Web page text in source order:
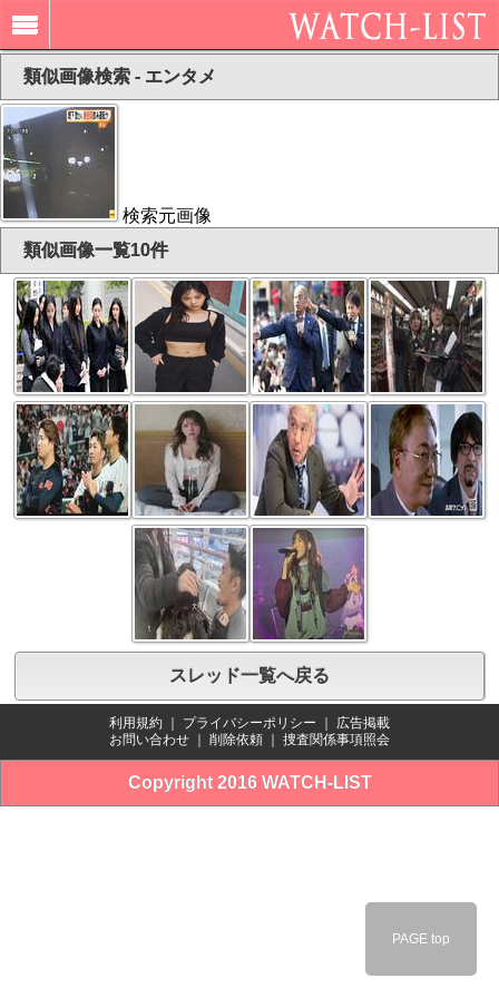
類似画像検索 - エンタメ
検索元画像
類似画像一覧10件
スレッド一覧へ戻る
利用規約 プライバシーポリシー
広告掲載
お問い合わせ
削除依頼 捜査関係事項照会
Copyright 2016 WATCH-LIST
PAGE top